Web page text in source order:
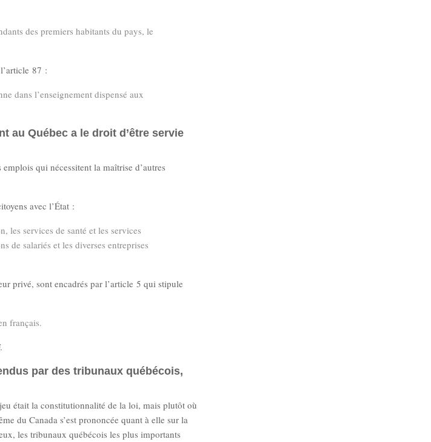
des premiers habitants du pays, le
87 :
dans l’enseignement dispensé aux
au Québec a le droit d’être servie
qui nécessitent la maîtrise d’autres
avec l’État :
les services de santé et les services
de salariés et les diverses entreprises
privé, sont encadrés par l’article 5 qui stipule
français.
par des tribunaux québécois,
était la constitutionnalité de la loi, mais plutôt où
du Canada s’est prononcée quant à elle sur la
les tribunaux québécois les plus importants